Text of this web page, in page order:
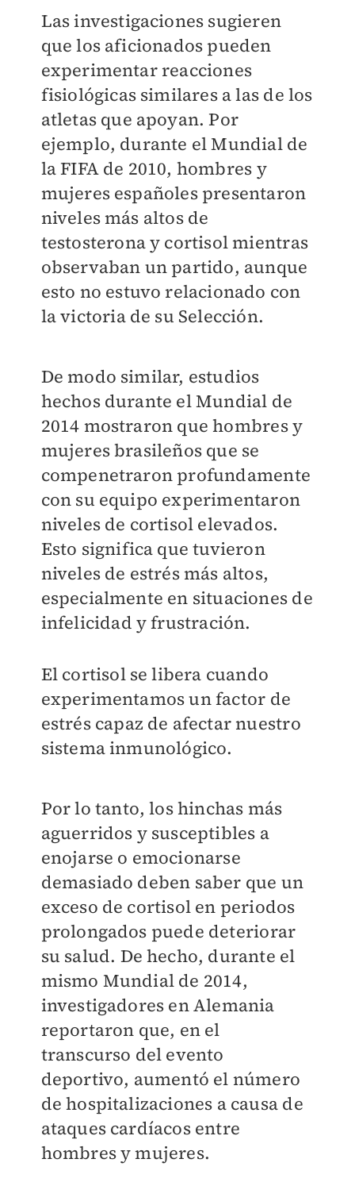
Las investigaciones sugieren
que los aficionados pueden
experimentar reacciones
fisiológicas similares a las de los
atletas que apoyan. Por
ejemplo, durante el Mundial de
la FIFA de 2010, hombres y
mujeres españoles presentaron
niveles más altos de
testosterona y cortisol mientras
observaban un partido, aunque
esto no estuvo relacionado con
la victoria de su Selección.
De modo similar, estudios
hechos durante el Mundial de
2014 mostraron que hombres y
mujeres brasileños que se
compenetraron profundamente
con su equipo experimentaron
niveles de cortisol elevados.
Esto significa que tuvieron
niveles de estrés más altos,
especialmente en situaciones de
infelicidad y frustración.
El cortisol se libera cuando
experimentamos un factor de
estrés capaz de afectar nuestro
sistema inmunológico.
Por lo tanto, los hinchas más
aguerridos y susceptibles a
enojarse o emocionarse
demasiado deben saber que un
exceso de cortisol en periodos
prolongados puede deteriorar
su salud. De hecho, durante el
mismo Mundial de 2014,
investigadores en Alemania
reportaron que, en el
transcurso del evento
deportivo, aumentó el número
de hospitalizaciones a causa de
ataques cardíacos entre
hombres y mujeres.